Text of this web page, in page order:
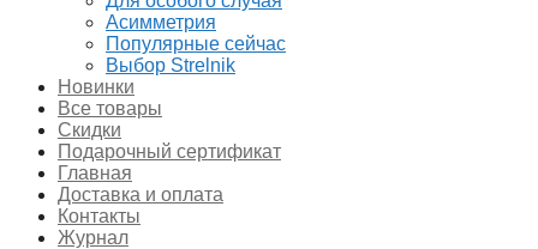
Асимметрия
Популярные сейчас
Выбор Strelnik
Новинки
Все товары
Скидки
Подарочный сертификат
Главная
Доставка и оплата
Контакты
Журнал